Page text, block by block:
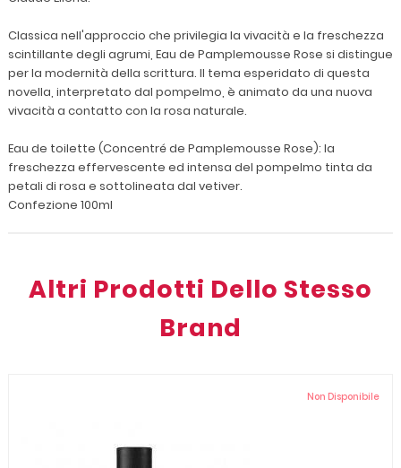
Classica nell'approccio che privilegia la vivacità e la freschezza
scintillante degli agrumi, Eau de Pamplemousse Rose si distingue
per la modernità della scrittura. Il tema esperidato di questa
novella, interpretato dal pompelmo, è animato da una nuova
vivacità a contatto con la rosa naturale.
Eau de toilette (Concentré de Pamplemousse Rose): la
freschezza effervescente ed intensa del pompelmo tinta da
petali di rosa e sottolineata dal vetiver.
Confezione 100ml
Altri Prodotti Dello Stesso
Brand
Non Disponibile